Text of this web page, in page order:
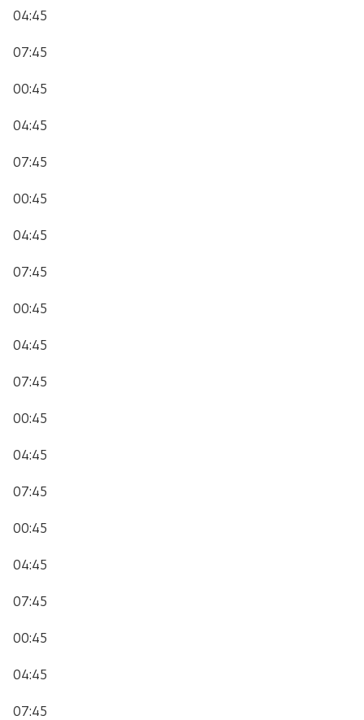
04:45
07:45
00:45
04:45
07:45
00:45
04:45
07:45
00:45
04:45
07:45
00:45
04:45
07:45
00:45
04:45
07:45
00:45
04:45
07:45